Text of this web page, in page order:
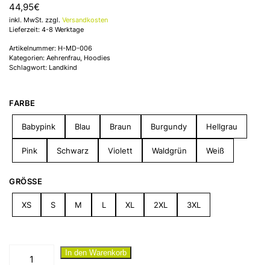
44,95€
inkl. MwSt. zzgl. Versandkosten
Lieferzeit: 4-8 Werktage
Artikelnummer: H-MD-006
Kategorien: Aehrenfrau Hoodies
Schlagwort: Landkind
FARBE
Babypink Blau Braun Burgundy Hellgrau
Pink Schwarz Violett Waldgrün Weiß
GRÖSSE
XS S M L XL 2XL 3XL
"LandmädchenIn den Warenkorb